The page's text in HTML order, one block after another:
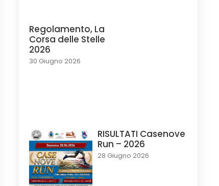
Regolamento, La
Corsa delle Stelle
2026
30 Giugno 2026
RISULTATI Casenove
Run – 2026
28 Giugno 2026